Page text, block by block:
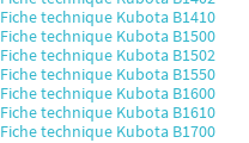
Fiche technique Kubota B1410
Fiche technique Kubota B1500
Fiche technique Kubota B1502
Fiche technique Kubota B1550
Fiche technique Kubota B1600
Fiche technique Kubota B1610
Fiche technique Kubota B1700